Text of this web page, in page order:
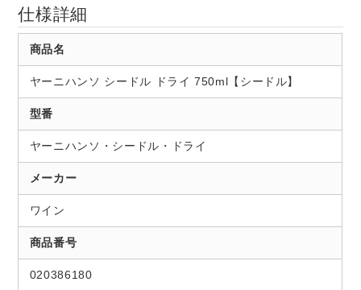
仕様詳細
商品名
ヤーニハンソ シードル ドライ 750ml【シードル】
型番
ヤーニハンソ・シードル・ドライ
メーカー
ワイン
商品番号
020386180